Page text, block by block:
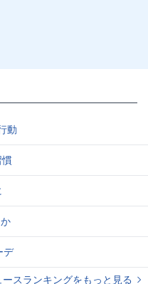
動
デ
スランキングをもっと見る